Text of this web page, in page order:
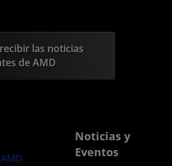
las noticias
de AMD
Noticias y
Eventos